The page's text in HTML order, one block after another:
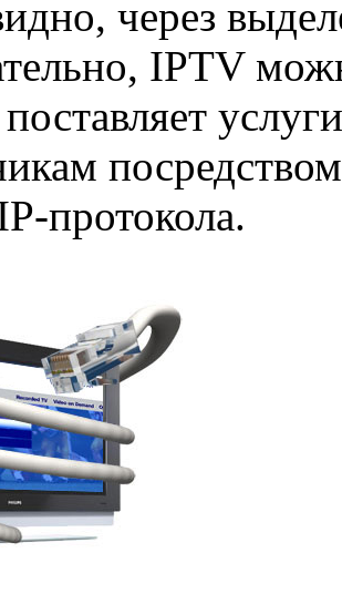
через
IPTV
протокола.